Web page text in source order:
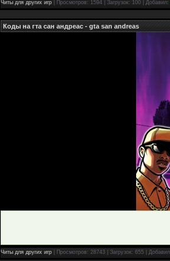
Читы для других игр | Просмотров: 1594 | Загрузок: 100 | Добавил:
Коды на гта сан андреас - gta san andreas
Читы для других игр | Просмотров: 28743 | Загрузок: 655 |